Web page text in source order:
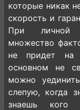
которые никак
скорость и
При личной
множество
не придет на
основном не
можно
слепую, когда
знаешь кого